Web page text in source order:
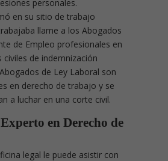
personales.
en su sitio de trabajo
llame a los Abogados
de Empleo profesionales en
civiles de indemnización
de Ley Laboral son
en derecho de trabajo y se
a luchar en una corte civil.
en Derecho de
legal le puede asistir con